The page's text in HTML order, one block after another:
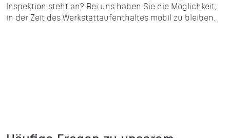
Inspektion steht an? Bei uns haben Sie die Möglichkeit,
in der Zeit des Werkstattaufenthaltes mobil zu bleiben.